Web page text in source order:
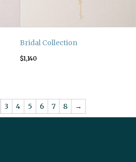
Bridal Collection
$1,140
3 4 5 6 7 8 →